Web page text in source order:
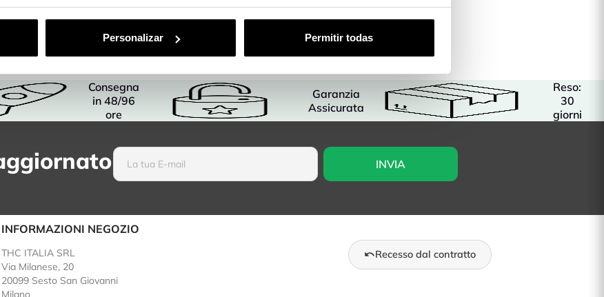
Personalizar Permitir todas
Consegna
in 48/96
ore
Garanzia
Assicurata
Reso:
30
giorni
INFORMAZIONI NEGOZIO
THC ITALIA SRL
Via Milanese, 20
20099 Sesto San Giovanni
Milano
Recesso dal contratto